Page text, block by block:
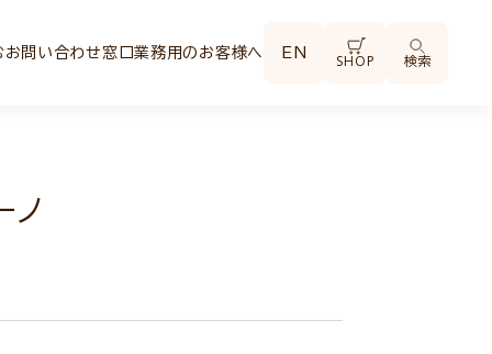
お問い合わせ窓口業務用のお客様へ EN SHOP 検索
ノ